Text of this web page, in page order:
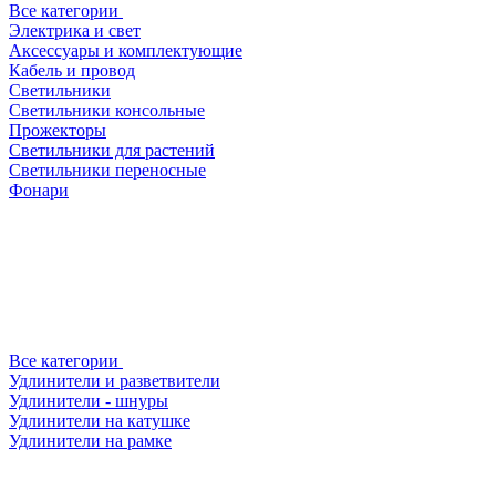
Все категории
Электрика и свет
Аксессуары и комплектующие
Кабель и провод
Светильники
Светильники консольные
Прожекторы
Светильники для растений
Светильники переносные
Фонари
Все категории
Удлинители и разветвители
Удлинители - шнуры
Удлинители на катушке
Удлинители на рамке